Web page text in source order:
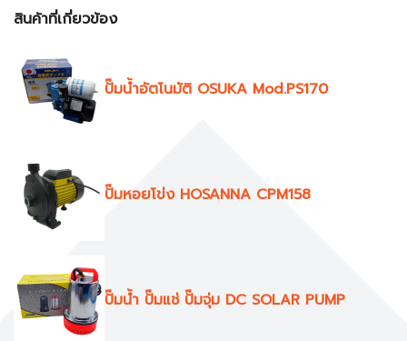
สินค้าที่เกี่ยวข้อง
ปั๊มน้ำอัตโนมัติ OSUKA Mod.PS170
ปั๊มหอยโข่ง HOSANNA CPM158
ปั๊มน้ำ ปั๊มแช่ ปั๊มจุ่ม DC SOLAR PUMP